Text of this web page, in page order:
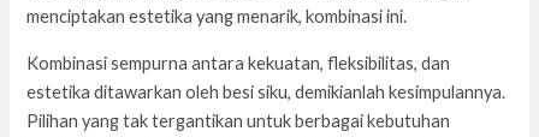
menciptakan estetika yang menarik, kombinasi ini.
Kombinasi sempurna antara kekuatan, fleksibilitas, dan
estetika ditawarkan oleh besi siku, demikianlah kesimpulannya.
Pilihan yang tak tergantikan untuk berbagai kebutuhan